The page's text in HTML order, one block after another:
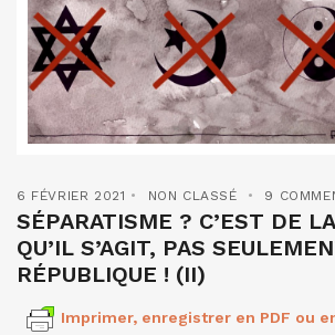
6 FÉVRIER 2021 NON CLASSÉ 9
SÉPARATISME ? C’EST DE
QU’IL S’AGIT, PAS
RÉPUBLIQUE ! (II)
Imprimer, enregistrer en PDF ou